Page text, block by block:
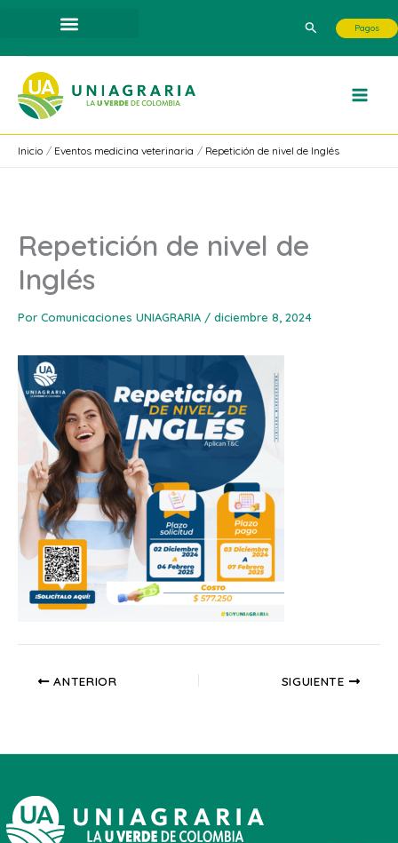
contenido
Buscar Pagos
Inicio Eventos medicina veterinaria Repetición de nivel de Inglés
Repetición de nivel de
Inglés
Por Comunicaciones UNIAGRARIA / diciembre 8, 2024
ANTERIOR SIGUIENTE